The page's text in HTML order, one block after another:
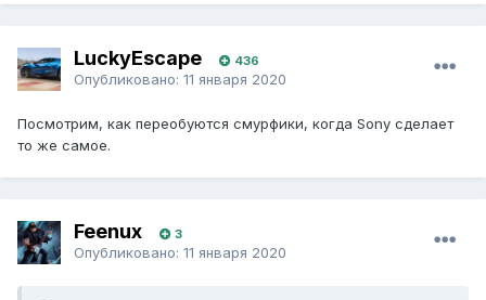
LuckyEscape 436
Опубликовано: 11 января 2020
Посмотрим, как переобуются смурфики, когда Sony сделает
то же самое.
Feenux 3
Опубликовано: 11 января 2020